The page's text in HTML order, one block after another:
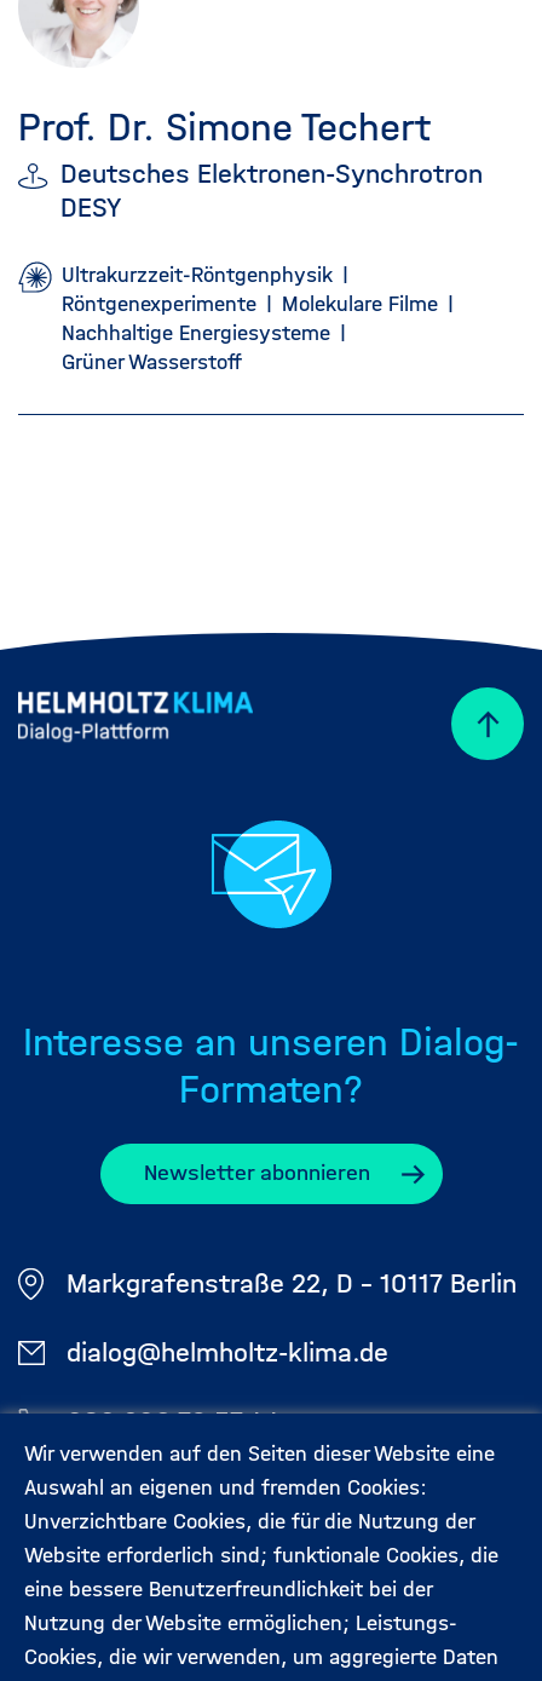
Prof. Dr. Simone Techert
Deutsches Elektronen-Synchrotron
DESY
Ultrakurzzeit-Röntgenphysik
Röntgenexperimente
Molekulare Filme
Nachhaltige Energiesysteme
Grüner Wasserstoff
Wir verwenden auf den Seiten dieser Website eine
Auswahl an eigenen und fremden Cookies:
Unverzichtbare Cookies, die für die Nutzung der
Website erforderlich sind; funktionale Cookies, die
eine bessere Benutzerfreundlichkeit bei der
Nutzung der Website ermöglichen; Leistungs-
Cookies, die wir verwenden, um aggregierte Daten
Interesse an unseren Dialog-
Formaten?
Newsletter abonnieren
Markgrafenstraße 22, D - 10117 Berlin
dialog@helmholtz-klima.de
030 206 79 57 44
Footermenü
(Hauptseite)
Aktuelles Kontakt
Veranstaltungen Datenschutz